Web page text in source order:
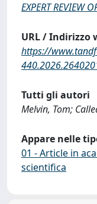
EXPERT REVIEW
URL / Indirizzo
https://
Tutti gli autori
Melvin, Tom;
Appare nelle
01 - Article in
scientifica